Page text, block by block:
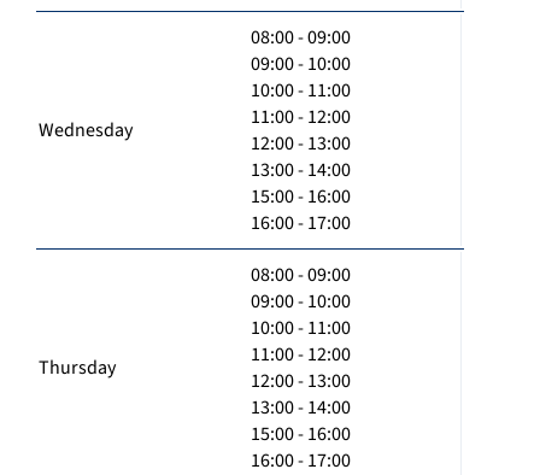
Wednesday
08:00 - 09:00
09:00 - 10:00
10:00 - 11:00
11:00 - 12:00
12:00 - 13:00
13:00 - 14:00
15:00 - 16:00
16:00 - 17:00
Thursday
08:00 - 09:00
09:00 - 10:00
10:00 - 11:00
11:00 - 12:00
12:00 - 13:00
13:00 - 14:00
15:00 - 16:00
16:00 - 17:00